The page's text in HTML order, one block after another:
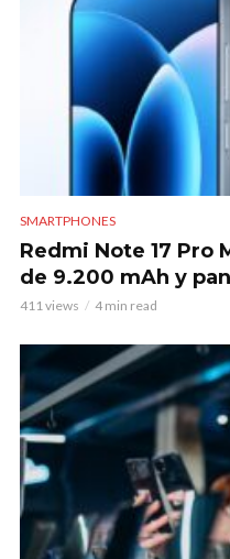
SMARTPHONES
Redmi Note 17 Pro
de 9.200 mAh y
411 views 4 min read